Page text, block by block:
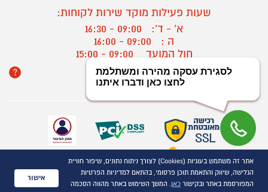
שעות פעילות מוקד שירות לקוחות:
א' - ד':
09:00 - 16:30
ה :
09:00 - 16:00
חול המועד
? יצירת קשר/ביטול הזמנה
כל הזכויות שמורות P1000© 2021
התמונות להמחשה בלבד
ט.ל.ח.
אתר זה משתמש בעוגיות (Cookies) לצורך ניתוח נתונים, שיפור חוויית
הגלישה, שיווק והתאמת תוכן פרסומי, בהתאם למדיניות הפרטיות
המפורסמת באתר ובקישור כאן. המשך השימוש באתר מהווה הסכמה
אישור